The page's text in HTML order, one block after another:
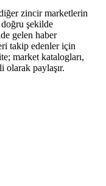
zincir marketlerin
doğru şekilde
gelen haber
takip edenler için
market katalogları,
olarak paylaşır.